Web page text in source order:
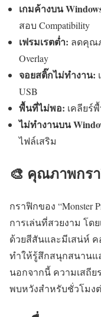
เกมค้างบน
สอบ Compatibility
เฟรมเรตต่ำ: ลดคุณ
Overlay
จอยสติ๊กไม่ทำงาน:
USB
พื้นที่ไม่พอ: เคลียร์
ไม่ทำงานบน
ไฟล์เสริม
🎨 คุณภาพกร
กราฟิกของ “Monster
การเล่นที่สวยงาม โด
ด้วยสีสันและมีเสน่ห์
ทำให้รู้สึกสนุกสนานแ
นอกจากนี้ ความเสถี
พบหวังสำหรับชั่วโม